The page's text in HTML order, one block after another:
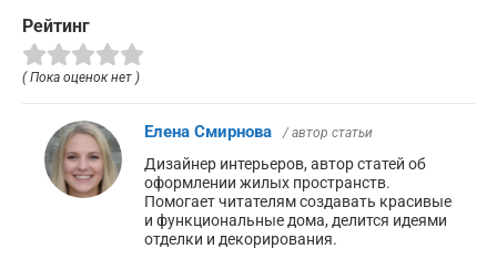
Рейтинг
( Пока оценок нет )
Елена Смирнова / автор статьи
Дизайнер интерьеров, автор статей об
оформлении жилых пространств.
Помогает читателям создавать красивые
и функциональные дома, делится идеями
отделки и декорирования.